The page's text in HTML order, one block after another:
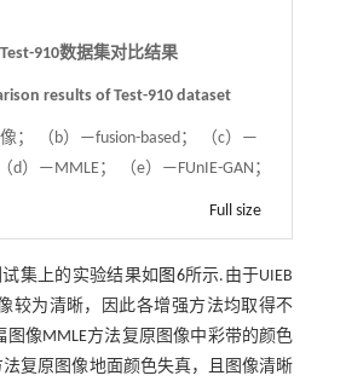
910数据集对比结果
results of Test-910 dataset
； （b）—fusion-based； （c）—
d）—MMLE； （e）—FUnIE-GAN；
Full size
试集上的实验结果如 图6所示.由于UIEB
较为清晰，因此各增强方法均取得不
图像MMLE方法复原图像中彩带的颜色
法复原图像地面颜色失真，且图像清晰